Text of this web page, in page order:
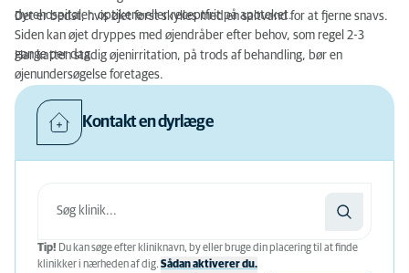
dyrehospitaler, optikere eller receptfrit på apoteket.
Det er bedst, hvis øjet først skylles med en saltvand for at fjerne snavs.
Siden kan øjet dryppes med øjendråber efter behov, som regel 2-3
gange per dag.
Har katten stadig øjenirritation, på trods af behandling, bør en
øjenundersøgelse foretages.
Kontakt en dyrlæge
Tip! Du kan søge efter kliniknavn, by eller bruge din placering til at finde
klinikker i nærheden af ​​dig. Sådan aktiverer du.